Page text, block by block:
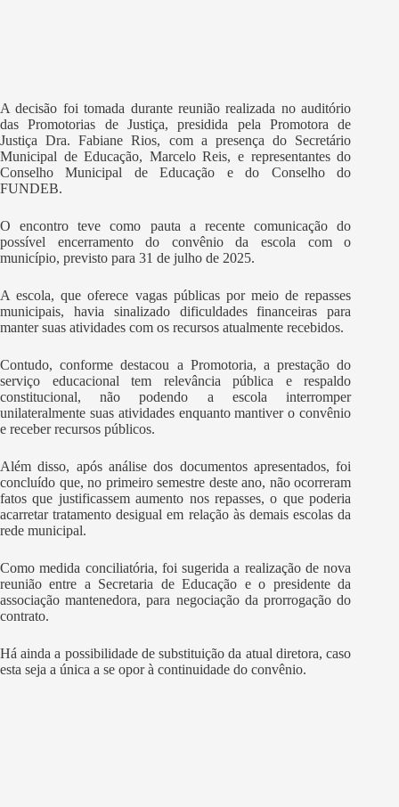
A decisão foi tomada durante reunião realizada no auditório
das Promotorias de Justiça, presidida pela Promotora de
Justiça Dra. Fabiane Rios, com a presença do Secretário
Municipal de Educação, Marcelo Reis, e representantes do
Conselho Municipal de Educação e do Conselho do
FUNDEB.
O encontro teve como pauta a recente comunicação do
possível encerramento do convênio da escola com o
município, previsto para 31 de julho de 2025.
A escola, que oferece vagas públicas por meio de repasses
municipais, havia sinalizado dificuldades financeiras para
manter suas atividades com os recursos atualmente recebidos.
Contudo, conforme destacou a Promotoria, a prestação do
serviço educacional tem relevância pública e respaldo
constitucional, não podendo a escola interromper
unilateralmente suas atividades enquanto mantiver o convênio
e receber recursos públicos.
Além disso, após análise dos documentos apresentados, foi
concluído que, no primeiro semestre deste ano, não ocorreram
fatos que justificassem aumento nos repasses, o que poderia
acarretar tratamento desigual em relação às demais escolas da
rede municipal.
Como medida conciliatória, foi sugerida a realização de nova
reunião entre a Secretaria de Educação e o presidente da
associação mantenedora, para negociação da prorrogação do
contrato.
Há ainda a possibilidade de substituição da atual diretora, caso
esta seja a única a se opor à continuidade do convênio.